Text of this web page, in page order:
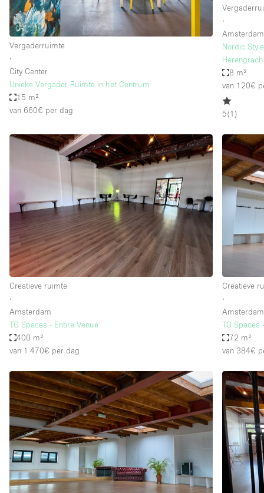
Vergaderruimte
∙
City Center
Unieke Vergader Ruimte in het Centrum
15 m²
van 660€ per dag
∙
Amsterdam
Nordic
8 m²
van 120€
5(1 )
Creatieve ruimte
∙
Amsterdam
TG Spaces - Entire Venue
400 m²
van 1.470€ per dag
Creatieve
∙
Amsterdam
TG Spaces
72 m²
van 384€